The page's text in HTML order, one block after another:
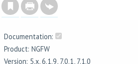
Documentation:
Product: NGFW
Version: 5.x, 6.1.9, 7.0.1, 7.1.0